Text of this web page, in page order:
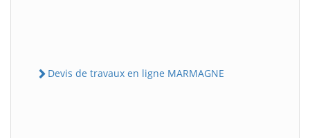
Devis de travaux en ligne MARMAGNE